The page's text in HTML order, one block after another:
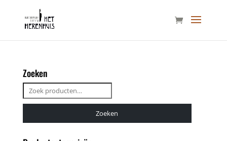
Zoeken
Zoeken
naar:
Zoeken